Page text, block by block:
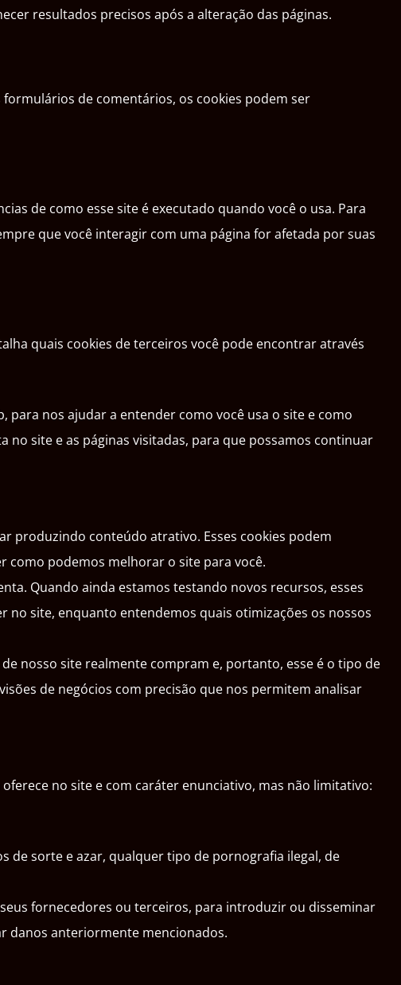
resultados precisos após a alteração das páginas.
de comentários, os cookies podem ser
de como esse site é executado quando você o usa. Para
que você interagir com uma página for afetada por suas
quais cookies de terceiros você pode encontrar através
para nos ajudar a entender como você usa o site e como
site e as páginas visitadas, para que possamos continuar
produzindo conteúdo atrativo. Esses cookies podem
como podemos melhorar o site para você.
Quando ainda estamos testando novos recursos, esses
site, enquanto entendemos quais otimizações os nossos
nosso site realmente compram e, portanto, esse é o tipo de
de negócios com precisão que nos permitem analisar
no site e com caráter enunciativo, mas não limitativo:
de sorte e azar, qualquer tipo de pornografia ilegal, de
fornecedores ou terceiros, para introduzir ou disseminar
danos anteriormente mencionados.